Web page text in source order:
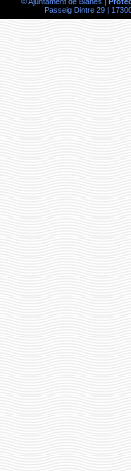
Passeig Dintre 29 |